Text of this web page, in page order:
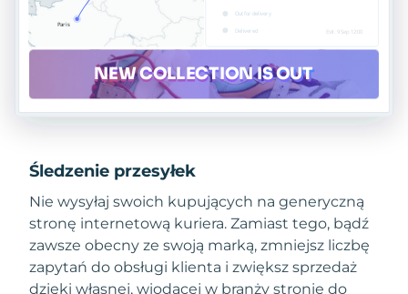
Śledzenie przesyłek
Nie wysyłaj swoich kupujących na generyczną
stronę internetową kuriera. Zamiast tego, bądź
zawsze obecny ze swoją marką, zmniejsz liczbę
zapytań do obsługi klienta i zwiększ sprzedaż
dzięki własnej, wiodącej w branży stronie do